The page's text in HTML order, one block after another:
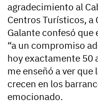
agradecimiento al
Centros Turísticos, a
Galante confesó
“a un compromiso
hoy exactamente 50
me enseñó a ver
crecen en los
emocionado.